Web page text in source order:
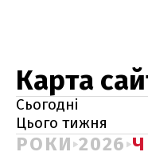
Карта
Сьогодні
Цього тижня
РОКИ 2026